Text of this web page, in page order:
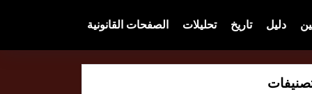
دليل تاريخ تحليلات الصفحات القانونية